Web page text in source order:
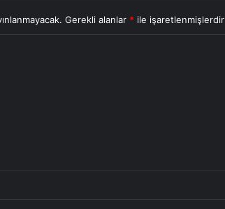
Gerekli alanlar * ile işaretlenmişlerdir